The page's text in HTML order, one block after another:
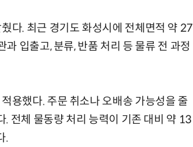
다. 최근 경기도 화성시에 전체면적 약 27
입출고, 분류, 반품 처리 등 물류 전 과정
용했다. 주문 취소나 오배송 가능성을 줄
전체 물동량 처리 능력이 기존 대비 약 13
.